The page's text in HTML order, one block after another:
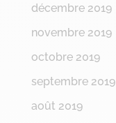
décembre 2019
novembre 2019
octobre 2019
septembre 2019
août 2019